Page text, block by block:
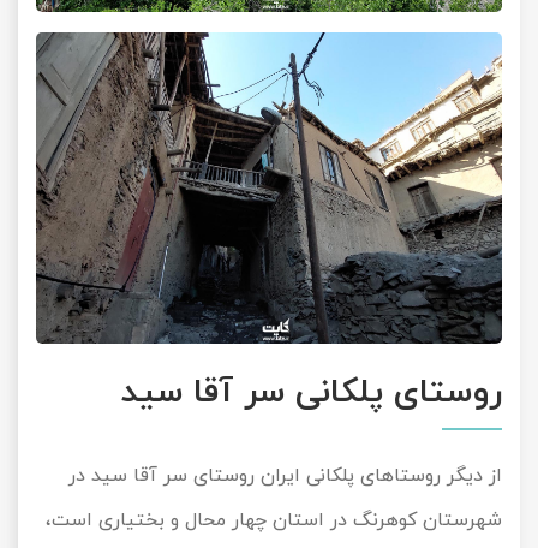
روستای پلکانی سر آقا سید
از دیگر روستاهای پلکانی ایران روستای سر آقا سید در
شهرستان کوهرنگ در استان چهار محال و بختیاری است،